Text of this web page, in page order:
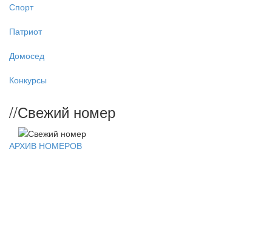
Спорт
Патриот
Домосед
Конкурсы
//Свежий номер
АРХИВ НОМЕРОВ